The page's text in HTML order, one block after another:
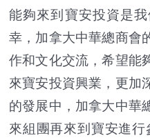
能夠來到寶安投資是
幸，加拿大中華總商會
作和文化交流，希望能
來寶安投資興業，更加
的發展中，加拿大中華
來組團再來到寶安進行